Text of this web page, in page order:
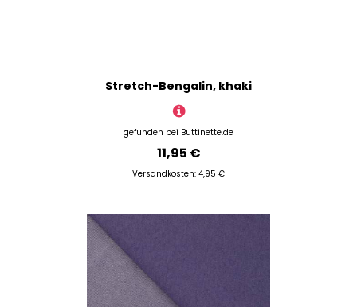
Stretch-Bengalin, khaki
gefunden bei Buttinette.de
11,95 €
Versandkosten: 4,95 €